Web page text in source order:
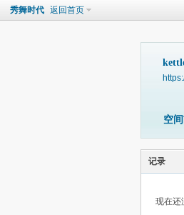
秀舞时代 返回首页
空
记录
现在还